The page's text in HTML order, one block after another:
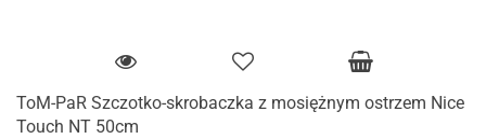
ToM-PaR Szczotko-skrobaczka z mosiężnym ostrzem Nice
Touch NT 50cm